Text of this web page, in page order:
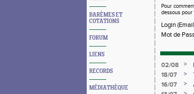
BARÈMES ET
COTATIONS
FORUM
LIENS
RECORDS
MÉDIATHÈQUE
Pour
dessous
Login
Mot de
02/08 >
18/07
>
16/07
>